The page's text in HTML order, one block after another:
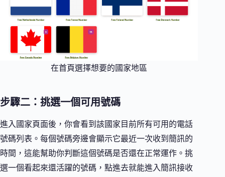
在首頁選擇想要的國家地區
步驟二：挑選一個可用號碼
進入國家頁面後，你會看到該國家目前所有可用的電話
號碼列表。每個號碼旁邊會顯示它最近一次收到簡訊的
時間，這能幫助你判斷這個號碼是否還在正常運作。挑
選一個看起來還活躍的號碼，點進去就能進入簡訊接收